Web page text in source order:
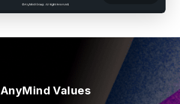
AnyMind Values